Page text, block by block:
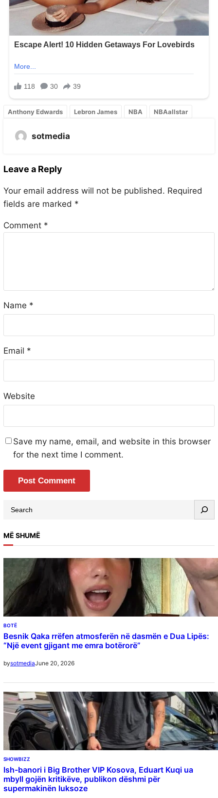
Anthony Edwards Lebron James NBA NBAallstar
sotmedia
Leave a Reply
Your email address will not be published. Required
fields are marked *
Comment *
Name *
Email *
Website
Save my name, email, and website in this browser
for the next time I comment.
a
r
c
h
MË SHUMË
BOTË
Besnik Qaka rrëfen atmosferën në dasmën e Dua Lipës:
“Një event gjigant me emra botërorë”
bysotmediaJune 20, 2026
SHOWBIZZ
Ish-banori i Big Brother VIP Kosova, Eduart Kuqi ua
mbyll gojën kritikëve, publikon dëshmi për
supermakinën luksoze